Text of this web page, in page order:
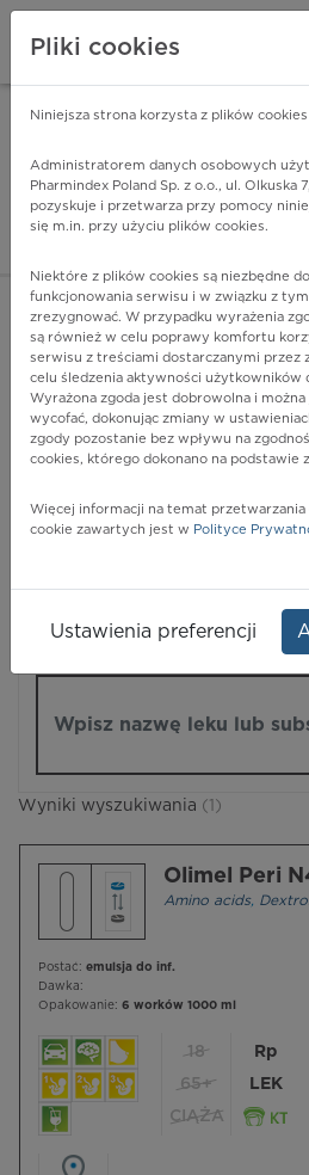
Pharmindex
ZALOGUJ SIĘ
POKAŻ
Wyniki wyszukiwania (1)
Olimel Peri
Amino acids,
Postać: emulsja do inf.
Dawka:
Opakowanie: 6 worków 1000 ml
18
65+
CIĄŻA
Rp
LEK
Pliki cookies
Niniejsza strona korzysta z plików cookies
Administratorem danych osobowych
Pharmindex Poland Sp. z o.o., ul. Olkuska
pozyskuje i przetwarza przy pomocy
się m.in. przy użyciu plików cookies.
Niektóre z plików cookies są niezbędne
funkcjonowania serwisu i w związku z
zrezygnować. W przypadku wyrażenia
są również w celu poprawy komfortu
serwisu z treściami dostarczanymi przez
celu śledzenia aktywności użytkowników
Wyrażona zgoda jest dobrowolna i
wycofać, dokonując zmiany w
zgody pozostanie bez wpływu na
cookies, którego dokonano na podstawie
Więcej informacji na temat przetwarzania
cookie zawartych jest w Polityce
Ustawienia preferencji
ZA DARMO - w Google Play